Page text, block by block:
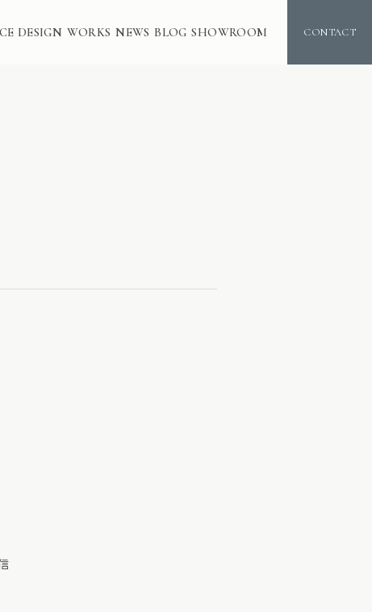
DESIGN WORKS NEWS BLOG SHOWROOM CONTACT